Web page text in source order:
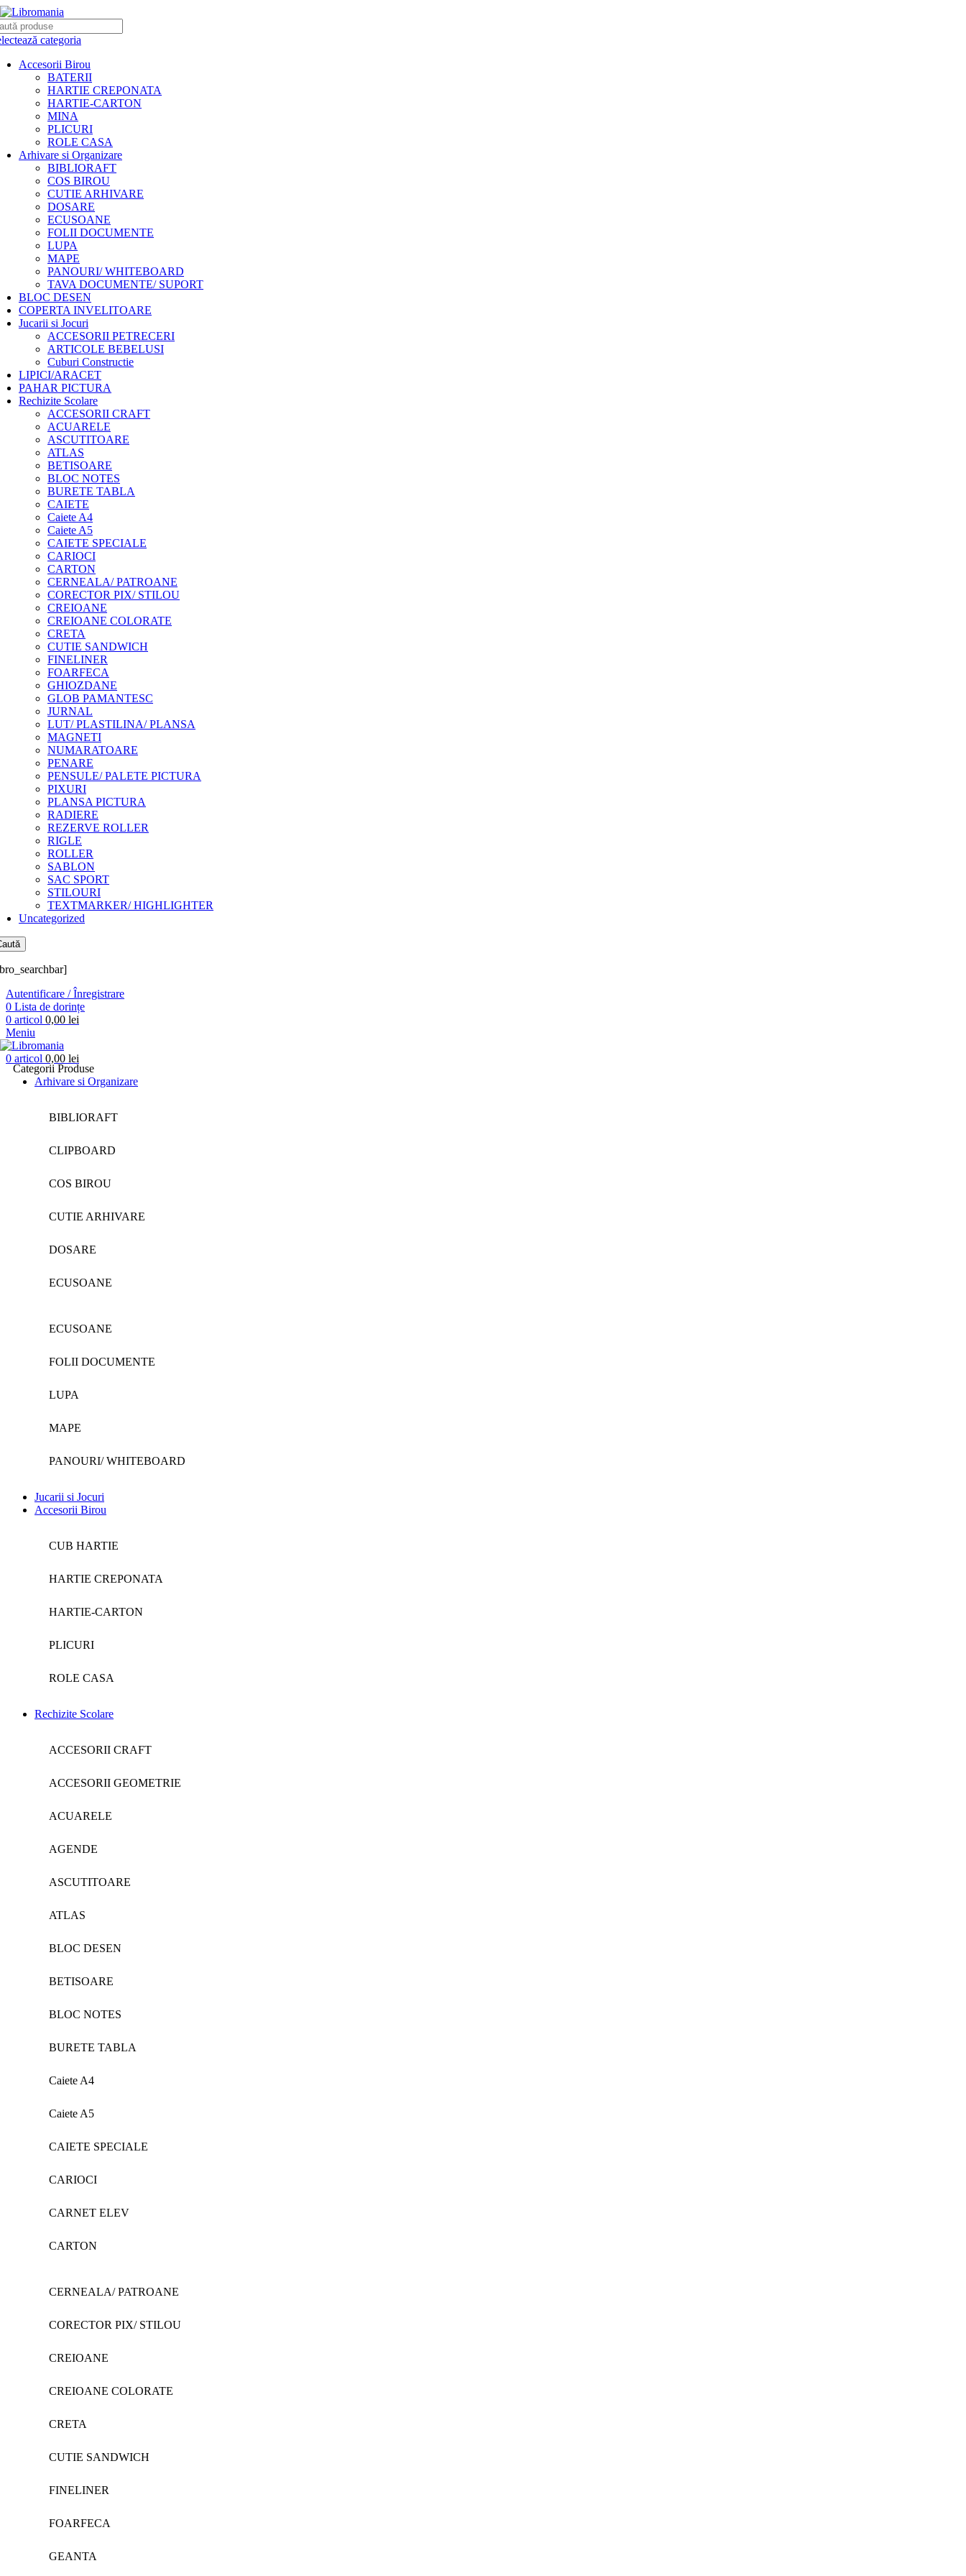
categoria
Accesorii Birou
BATERII
HARTIE CREPONATA
HARTIE-CARTON
MINA
PLICURI
ROLE CASA
Arhivare si Organizare
BIBLIORAFT
COS BIROU
CUTIE ARHIVARE
DOSARE
ECUSOANE
FOLII DOCUMENTE
LUPA
MAPE
PANOURI/ WHITEBOARD
TAVA DOCUMENTE/ SUPORT
BLOC DESEN
COPERTA INVELITOARE
Jucarii si Jocuri
ACCESORII PETRECERI
ARTICOLE BEBELUSI
Cuburi Constructie
LIPICI/ARACET
PAHAR PICTURA
Rechizite Scolare
ACCESORII CRAFT
ACUARELE
ASCUTITOARE
ATLAS
BETISOARE
BLOC NOTES
BURETE TABLA
CAIETE
Caiete A4
Caiete A5
CAIETE SPECIALE
CARIOCI
CARTON
CERNEALA/ PATROANE
CORECTOR PIX/ STILOU
CREIOANE
CREIOANE COLORATE
CRETA
CUTIE SANDWICH
FINELINER
FOARFECA
GHIOZDANE
GLOB PAMANTESC
JURNAL
LUT/ PLASTILINA/ PLANSA
MAGNETI
NUMARATOARE
PENARE
PENSULE/ PALETE PICTURA
PIXURI
PLANSA PICTURA
RADIERE
REZERVE ROLLER
RIGLE
ROLLER
SABLON
SAC SPORT
STILOURI
TEXTMARKER/ HIGHLIGHTER
Uncategorized
Autentificare / Înregistrare
0 Lista de dorințe
0 articol 0,00 lei
Meniu
0 articol 0,00 lei
Categorii Produse
Arhivare si Organizare
BIBLIORAFT
CLIPBOARD
COS BIROU
CUTIE ARHIVARE
DOSARE
ECUSOANE
ECUSOANE
FOLII DOCUMENTE
LUPA
MAPE
PANOURI/ WHITEBOARD
Jucarii si Jocuri
Accesorii Birou
CUB HARTIE
HARTIE CREPONATA
HARTIE-CARTON
PLICURI
ROLE CASA
Rechizite Scolare
ACCESORII CRAFT
ACCESORII GEOMETRIE
ACUARELE
AGENDE
ASCUTITOARE
ATLAS
BLOC DESEN
BETISOARE
BLOC NOTES
BURETE TABLA
Caiete A4
Caiete A5
CAIETE SPECIALE
CARIOCI
CARNET ELEV
CARTON
CERNEALA/ PATROANE
CORECTOR PIX/ STILOU
CREIOANE
CREIOANE COLORATE
CRETA
CUTIE SANDWICH
FINELINER
FOARFECA
GEANTA